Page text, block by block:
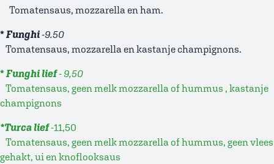
Tomatensaus, mozzarella en ham.
*Funghi-9.50
Tomatensaus, mozzarella en kastanje champignons.
*Funghi lief- 9,50
Tomatensaus, geen melk mozzarella of hummus , kastanje
champignons
*Turca lief-11,50
Tomatensaus, geen melk mozzarella of hummus, geen vlees
gehakt, ui en knoflooksaus